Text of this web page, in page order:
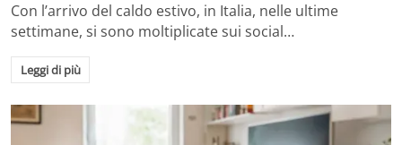
Con l’arrivo del caldo estivo, in Italia, nelle ultime
settimane, si sono moltiplicate sui social…
Leggi di più